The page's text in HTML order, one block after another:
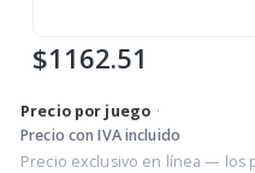
$1162.51
Precio por juego ·
Precio con IVA incluido
Precio exclusivo en línea — los